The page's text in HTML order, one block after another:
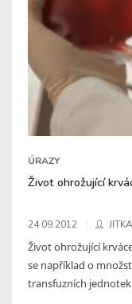
ÚRAZY
Život ohrožující
24.09.2012
Život ohrožující
se například o
transfuzních